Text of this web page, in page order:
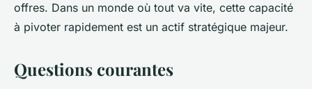
offres. Dans un monde où tout va vite, cette capacité
à pivoter rapidement est un actif stratégique majeur.
Questions courantes